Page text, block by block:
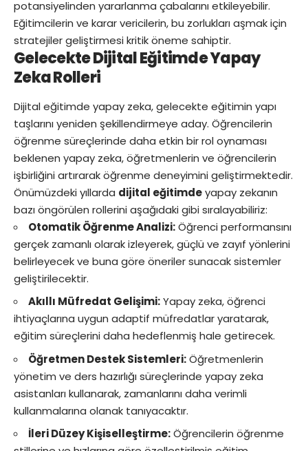
potansiyelinden yararlanma çabalarını etkileyebilir.
Eğitimcilerin ve karar vericilerin, bu zorlukları aşmak için
stratejiler geliştirmesi kritik öneme sahiptir.
Gelecekte Dijital Eğitimde Yapay
Zeka Rolleri
Dijital eğitimde yapay zeka, gelecekte eğitimin yapı
taşlarını yeniden şekillendirmeye aday. Öğrencilerin
öğrenme süreçlerinde daha etkin bir rol oynaması
beklenen yapay zeka, öğretmenlerin ve öğrencilerin
işbirliğini artırarak öğrenme deneyimini geliştirmektedir.
Önümüzdeki yıllarda dijital eğitimdeyapay zekanın
bazı öngörülen rollerini aşağıdaki gibi sıralayabiliriz:
Otomatik Öğrenme Analizi:Öğrenci performansını
gerçek zamanlı olarak izleyerek, güçlü ve zayıf yönlerini
belirleyecek ve buna göre öneriler sunacak sistemler
geliştirilecektir.
Akıllı Müfredat Gelişimi:Yapay zeka, öğrenci
ihtiyaçlarına uygun adaptif müfredatlar yaratarak,
eğitim süreçlerini daha hedeflenmiş hale getirecek.
Öğretmen Destek Sistemleri:Öğretmenlerin
yönetim ve ders hazırlığı süreçlerinde yapay zeka
asistanları kullanarak, zamanlarını daha verimli
kullanmalarına olanak tanıyacaktır.
İleri Düzey Kişiselleştirme:Öğrencilerin öğrenme